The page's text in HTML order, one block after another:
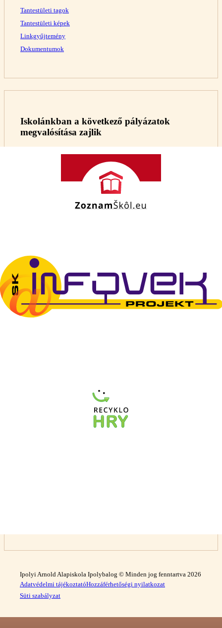
Tantestületi tagok
Tantestületi képek
Linkgyűjtemény
Dokumentumok
Iskolánkban a következő pályázatok
megvalósítása zajlik
Ipolyi Arnold Alapiskola Ipolybalog © Minden jog fenntartva 2026
Adatvédelmi tájékoztatóHozzáférhetőségi nyilatkozat
Süti szabályzat